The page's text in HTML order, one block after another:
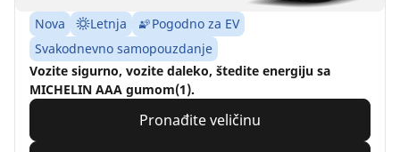
Nova Letnja
Pogodno za EV
Svakodnevno samopouzdanje
Vozite sigurno, vozite daleko, štedite energiju sa
MICHELIN AAA gumom(1).
Pronađite veličinu